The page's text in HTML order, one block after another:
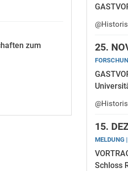
zum
25.
15.
MELDUNG
Schloss